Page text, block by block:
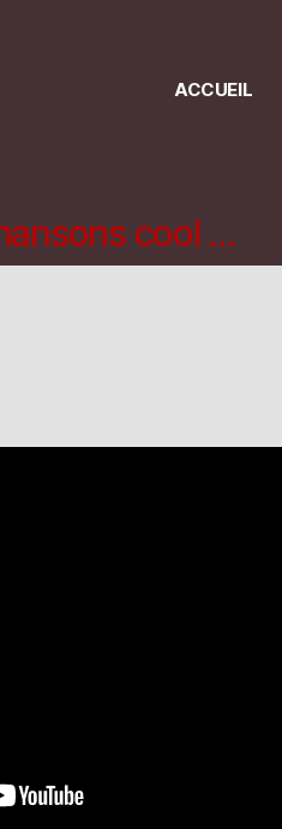
ACCUEIL
cool …